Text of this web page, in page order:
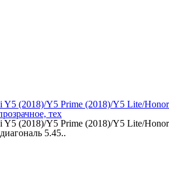
Y5 (2018)/Y5 Prime (2018)/Y5 Lite/Honor
тех
Y5 (2018)/Y5 Prime (2018)/Y5 Lite/Honor
5.45..